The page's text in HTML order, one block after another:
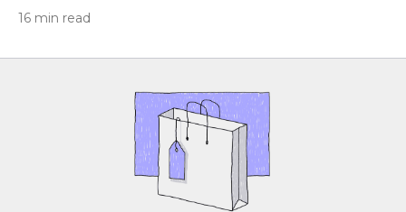
16 min read